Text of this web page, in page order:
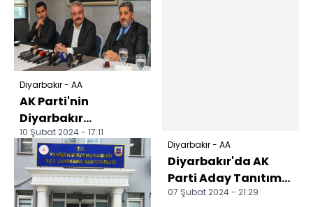
Diyarbakır - AA
AK Parti'nin
Diyarbakır
Büyükşehir Belediye
Başkan adayı
Bilden, basınla bu...
10 Şubat 2024 - 17:11
Diyarbakır - AA
Diyarbakır'da AK
Parti Aday Tanıtım
Toplantısı
07 Şubat 2024 - 21:29